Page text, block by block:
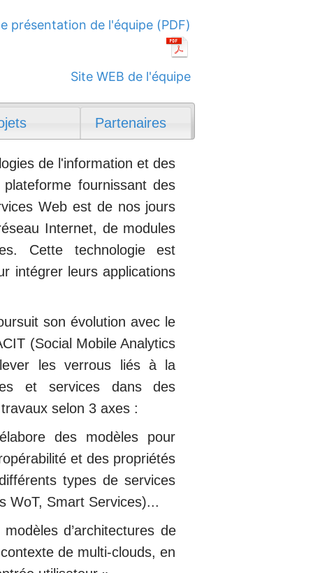
présentation de l'équipe (PDF)
Site WEB de l'équipe
Partenaires
de l'information et des
fournissant des
Web est de nos jours
Internet, de modules
Cette technologie est
intégrer leurs applications
son évolution avec le
(Social Mobile Analytics
les verrous liés à la
et services dans des
selon 3 axes :
des modèles pour
et des propriétés
types de services
WoT, Smart Services)...
d’architectures de
de multi-clouds, en